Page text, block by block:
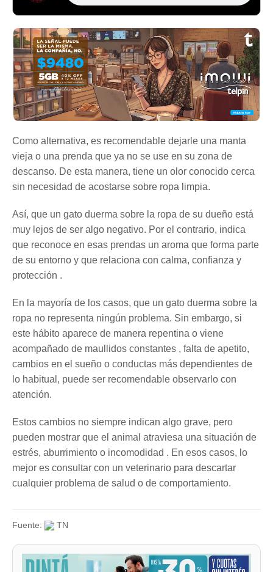
Como alternativa, es recomendable dejarle una manta
vieja o una prenda que ya no se use en su zona de
descanso. De esta manera, tiene un olor conocido cerca
sin necesidad de acostarse sobre ropa limpia.
Así, que un gato duerma sobre la ropa de su dueño está
muy lejos de ser algo negativo. Por el contrario, indica
que reconoce en esas prendas un aroma que forma parte
de su entorno y que relaciona con calma, confianza y
protección .
En la mayoría de los casos, que un gato duerma sobre la
ropa no representa ningún problema. Sin embargo, si
este hábito aparece de manera repentina o viene
acompañado de maullidos constantes , falta de apetito,
cambios en el sueño o conductas más dependientes de
lo habitual, puede ser recomendable observarlo con
atención.
Estos cambios no siempre indican algo grave, pero
pueden mostrar que el animal atraviesa una situación de
estrés, aburrimiento o incomodidad . En esos casos, lo
mejor es consultar con un veterinario para descartar
cualquier problema de salud o de comportamiento.
Fuente: TN